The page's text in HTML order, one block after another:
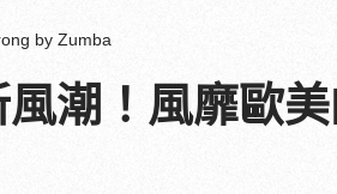
by Zumba
風潮！風靡歐